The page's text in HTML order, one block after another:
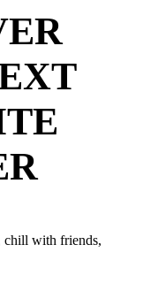
chill with friends,